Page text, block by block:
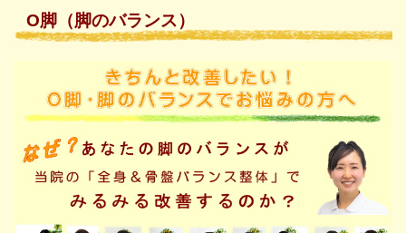
O脚（脚のバランス）